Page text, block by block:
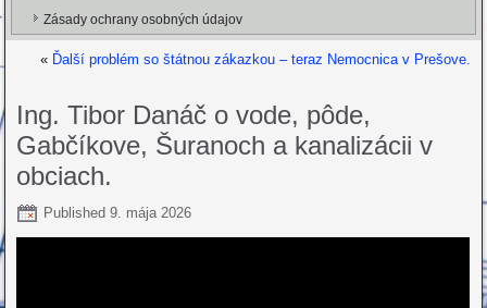
Zásady ochrany osobných údajov
« Ďalší problém so štátnou zákazkou – teraz Nemocnica v Prešove.
Ing. Tibor Danáč o vode, pôde,
Gabčíkove, Šuranoch a kanalizácii v
obciach.
Published 9. mája 2026